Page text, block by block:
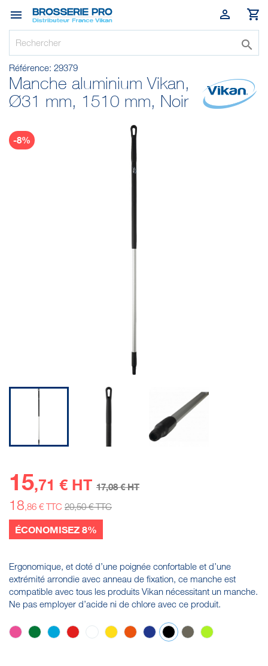
 


Référence: 29379
Manche aluminium Vikan,
Ø31 mm, 1510 mm, Noir
-8%
15,71 € HT 17,08 € HT
18,86 € TTC 20,50 € TTC
ÉCONOMISEZ 8%
Ergonomique, et doté d’une poignée confortable et d’une
extrémité arrondie avec anneau de fixation, ce manche est
compatible avec tous les produits Vikan nécessitant un manche.
Ne pas employer d’acide ni de chlore avec ce produit.